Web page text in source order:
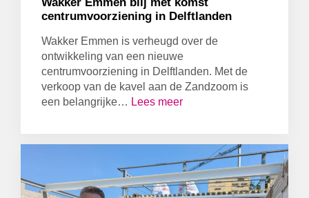
Wakker Emmen blij met komst
centrumvoorziening in Delftlanden
Wakker Emmen is verheugd over de
ontwikkeling van een nieuwe
centrumvoorziening in Delftlanden. Met de
verkoop van de kavel aan de Zandzoom is
een belangrijke… Lees meer